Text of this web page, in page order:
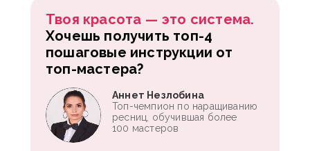
Твоя красота — это система.
Хочешь получить топ-4
пошаговые инструкции от
топ-мастера?
Аннет Незлобина
Топ-чемпион по наращиванию
ресниц, обучившая более
100 мастеров